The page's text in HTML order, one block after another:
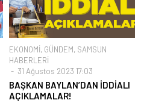
EKONOMİ, GÜNDEM, SAMSUN
HABERLERİ
31 Ağustos 2023 17:03
BAŞKAN BAYLAN’DAN İDDİALI
AÇIKLAMALAR!